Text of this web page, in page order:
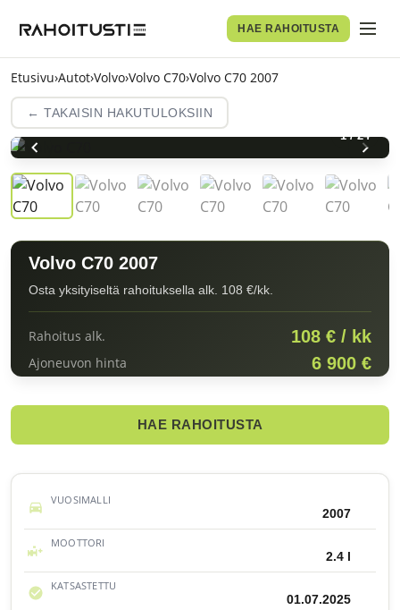
HAE RAHOITUSTA
Etusivu›Autot›Volvo›Volvo C70›Volvo C70 2007
← TAKAISIN HAKUTULOKSIIN
1/24
Volvo C70 2007
Osta yksityiseltä rahoituksella alk. 108 €/kk.
Rahoitus alk. 108 € / kk
Ajoneuvon hinta 6 900 €
HAE RAHOITUSTA
VUOSIMALLI
2007
MOOTTORI
2.4 l
KATSASTETTU
01.07.2025